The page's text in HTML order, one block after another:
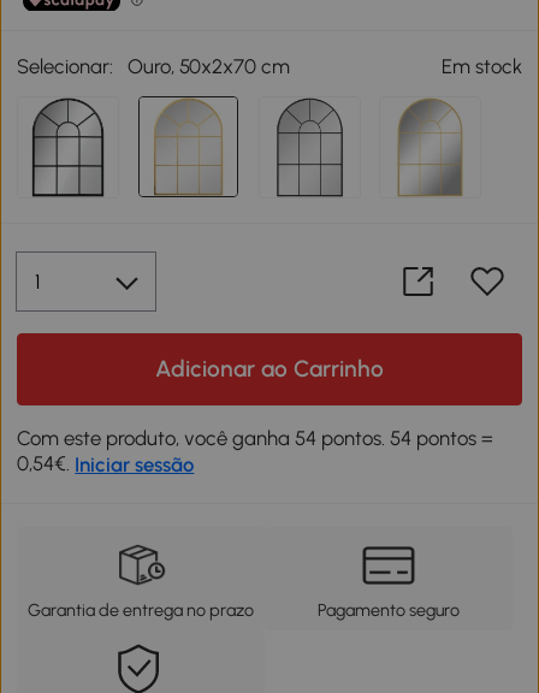
Selecionar: Ouro, 50x2x70 cm Em stock
Adicionar ao Carrinho
Com este produto, você ganha 54 pontos. 54 pontos =
0,54€. Iniciar sessão
Garantia de entrega no prazo Pagamento seguro